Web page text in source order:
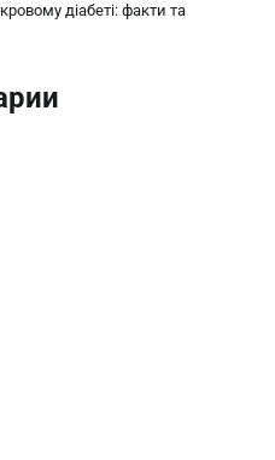
діабеті: факти та